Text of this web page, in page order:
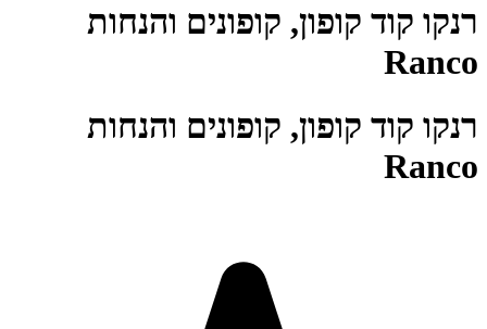
רנקו קוד קופון, קופונים והנחות
Ranco
רנקו קוד קופון, קופונים והנחות
Ranco